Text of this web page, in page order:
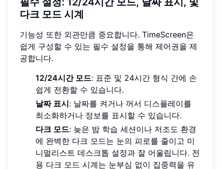
다크 모드 시계
기능성 또한 외관만큼 중요합니다. TimeScreen은
쉽게 구성할 수 있는 필수 설정을 통해 제어권을 제
공합니다.
12/24시간 모드: 표준 및 24시간 형식 간에 손
쉽게 전환할 수 있습니다.
날짜 표시: 날짜를 켜거나 꺼서 디스플레이를
최소화하거나 정보를 표시할 수 있습니다.
다크 모드: 늦은 밤 학습 세션이나 저조도 환경
에 완벽한 다크 모드는 눈의 피로를 줄이고 미
니멀리스트 데스크톱 설정과 잘 어울립니다. 전
용 다크 모드 시계는 눈부심 없이 집중력을 유